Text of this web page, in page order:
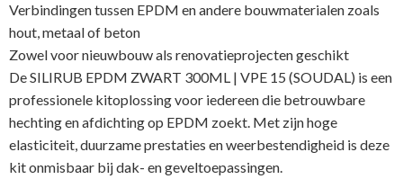
Verbindingen tussen EPDM en andere bouwmaterialen zoals
hout, metaal of beton
Zowel voor nieuwbouw als renovatieprojecten geschikt
De SILIRUB EPDM ZWART 300ML | VPE 15 (SOUDAL) is een
professionele kitoplossing voor iedereen die betrouwbare
hechting en afdichting op EPDM zoekt. Met zijn hoge
elasticiteit, duurzame prestaties en weerbestendigheid is deze
kit onmisbaar bij dak- en geveltoepassingen.